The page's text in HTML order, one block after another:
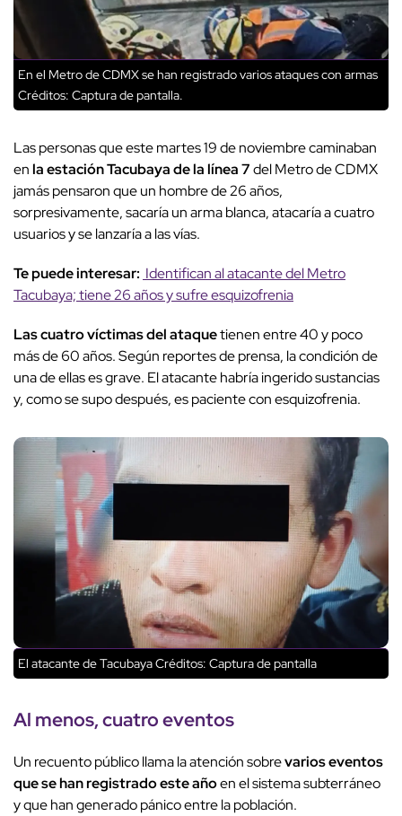
En el Metro de CDMX se han registrado varios ataques con armas
Créditos: Captura de pantalla.
Las personas que este martes 19 de noviembre caminaban
enla estación Tacubaya de la línea 7del Metro de CDMX
jamás pensaron que un hombre de 26 años,
sorpresivamente, sacaría un arma blanca, atacaría a cuatro
usuarios y se lanzaría a las vías.
Te puede interesar: Identifican al atacante del Metro
Tacubaya; tiene 26 años y sufre esquizofrenia
Las cuatro víctimas del ataquetienen entre 40 y poco
más de 60 años. Según reportes de prensa, la condición de
una de ellas es grave. El atacante habría ingerido sustancias
y, como se supo después, es paciente con esquizofrenia.
El atacante de TacubayaCréditos: Captura de pantalla
Al menos, cuatro eventos
Un recuento público llama la atención sobrevarios eventos
que se han registrado este añoen el sistema subterráneo
y que han generado pánico entre la población.